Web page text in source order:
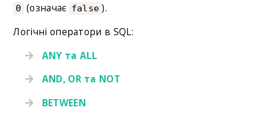
0 (означає false ).
Логічні оператори в SQL:
ANY та ALL
AND, OR та NOT
BETWEEN